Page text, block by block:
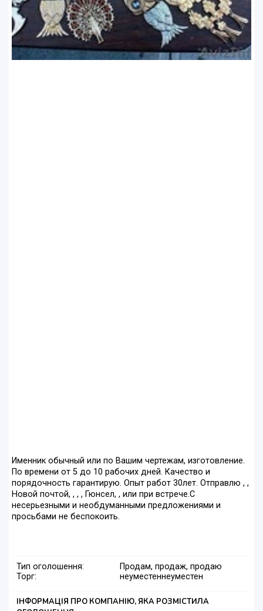
Именник обычный или по Вашим чертежам, изготовление.
По времени от 5 до 10 рабочих дней. Качество и
порядочность гарантирую. Опыт работ 30лет. Отправлю , ,
Новой почтой, , , , Гюнсел, , или при встрече.С
несерьезными и необдуманными предложениями и
просьбами не беспокоить.
Тип оголошення:
Продам, продаж, продаю
Торг:
неуместеннеуместен
ІНФОРМАЦІЯ ПРО КОМПАНІЮ, ЯКА РОЗМІСТИЛА